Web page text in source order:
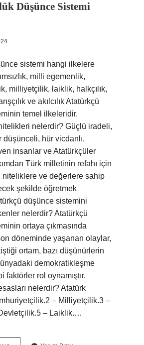
Düşünce Sistemi
sistemi hangi ilkelere
milli egemenlik,
milliyetçilik, laiklik, halkçılık,
ve akılcılık Atatürkçü
temel ilkeleridir.
nelerdir? Güçlü iradeli,
düşünceli, hür vicdanlı,
insanlar ve Atatürkçüler
Türk milletinin refahı için
niteliklere ve değerlere sahip
şekilde öğretmek
düşünce sistemini
nelerdir? Atatürkçü
ortaya çıkmasında
döneminde yaşanan olaylar,
ortam, bazı düşünürlerin
demokratikleşme
faktörler rol oynamıştır.
nelerdir? Atatürk
– Milliyetçilik.3 –
– Laiklik.…